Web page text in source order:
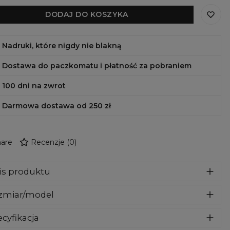
DODAJ DO KOSZYKA
Nadruki, które nigdy nie blakną
Dostawa do paczkomatu i płatność za pobraniem
100 dni na zwrot
Darmowa dostawa od 250 zł
Recenzje (0)
produktu
nowego wyglądu. Stworzona z wytrzymałego
przed zarysowaniami i stłuczeniem. Znajdź swój
model
Samsunga, iPhone'a i Huawei. Wybierz z rozwijanej listy